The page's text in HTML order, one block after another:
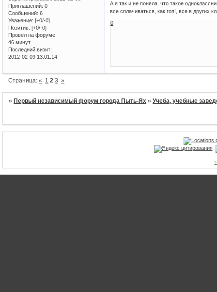
Приглашений: 0
Сообщений: 6
Уважение: [+0/-0]
Позитив: [+0/-0]
Провел на форуме:
46 минут
Последний визит:
2012-02-09 13:01:14
А я так и не поняла, что такое
все сплачиваться, как гоп!, все в других
0
Страница:« 1 2 3 »
»Первый независимый форум города Пыть-Ях »Учеба, учебные